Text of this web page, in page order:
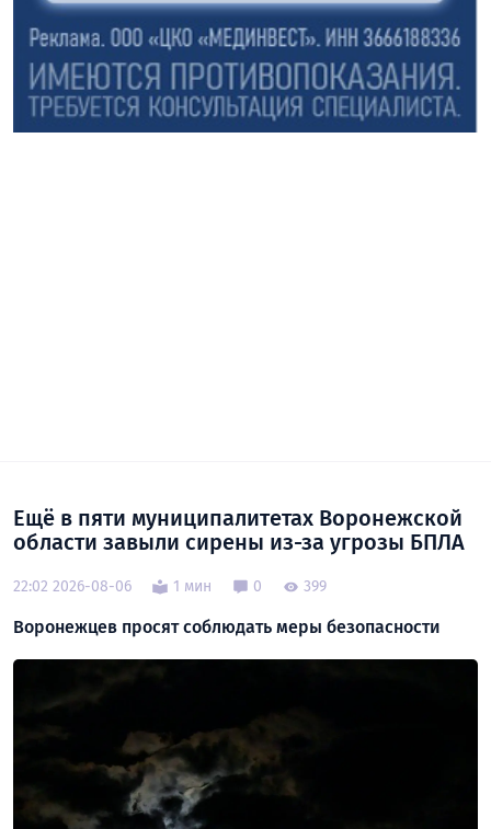
Ещё в пяти муниципалитетах Воронежской
области завыли сирены из-за угрозы БПЛА
22:02 2026-08-06 1 мин 0 399
Воронежцев просят соблюдать меры безопасности